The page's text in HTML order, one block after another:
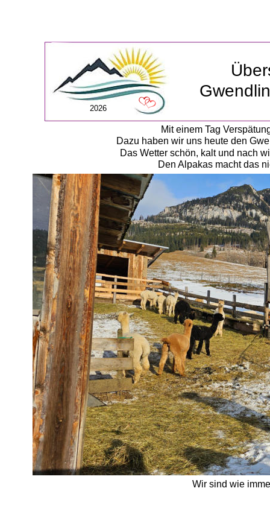
Mit einem Tag
Dazu haben wir uns heute den
Das Wetter schön, kalt und nach
Den Alpakas macht das
2026
Wir sind wie